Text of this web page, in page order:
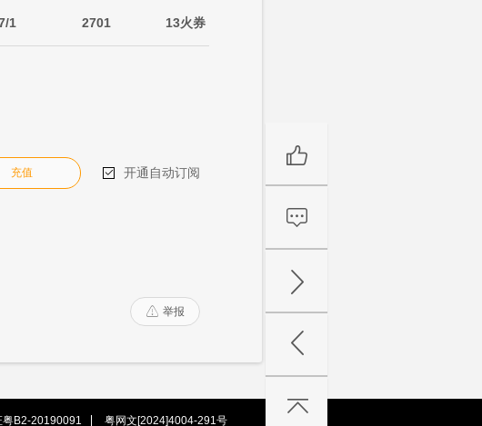
1 2701 13火券
充值  开通自动订阅
 举报
粤B2-20190091 粤网文[2024]4004-291号